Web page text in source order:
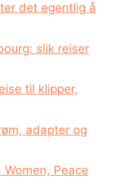
det egentlig å
slik reiser
til klipper,
adapter og
Peace